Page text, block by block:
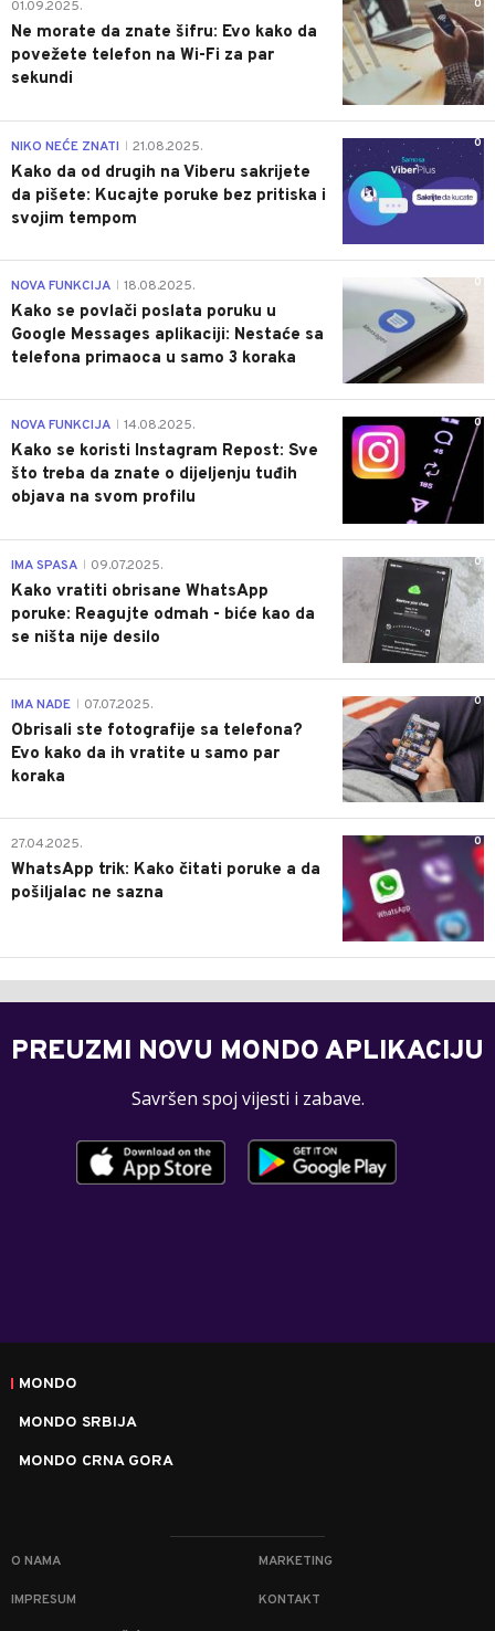
0
01.09.2025.
Ne morate da znate šifru: Evo kako da
povežete telefon na Wi-Fi za par
sekundi
0
NIKO NEĆE ZNATI 21.08.2025.
Kako da od drugih na Viberu sakrijete
da pišete: Kucajte poruke bez pritiska i
svojim tempom
0
NOVA FUNKCIJA 18.08.2025.
Kako se povlači poslata poruku u
Google Messages aplikaciji: Nestaće sa
telefona primaoca u samo 3 koraka
0
NOVA FUNKCIJA 14.08.2025.
Kako se koristi Instagram Repost: Sve
što treba da znate o dijeljenju tuđih
objava na svom profilu
0
IMA SPASA 09.07.2025.
Kako vratiti obrisane WhatsApp
poruke: Reagujte odmah - biće kao da
se ništa nije desilo
0
IMA NADE 07.07.2025.
Obrisali ste fotografije sa telefona?
Evo kako da ih vratite u samo par
koraka
0
27.04.2025.
WhatsApp trik: Kako čitati poruke a da
pošiljalac ne sazna
PREUZMI NOVU MONDO APLIKACIJU
Savršen spoj vijesti i zabave.
MONDO
MONDO SRBIJA
MONDO CRNA GORA
O NAMA MARKETING
IMPRESUM KONTAKT